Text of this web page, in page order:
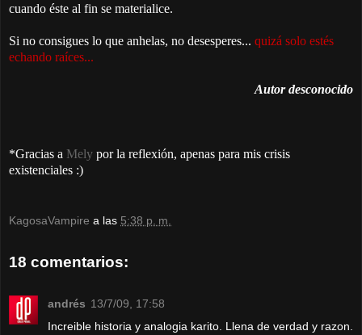
cuando éste al fin se materialice.
Si no consigues lo que anhelas, no desesperes... quizá solo estés
echando raíces...
Autor desconocido
*Gracias a Mely por la reflexión, apenas para mis crisis
existenciales :)
KagosaVampire a las 5:38 p. m.
18 comentarios:
andrés 13/7/09, 17:58
Increible historia y analogia karito. Llena de verdad y razon.